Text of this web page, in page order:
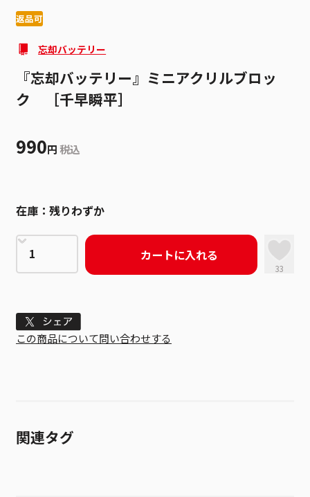
返品可
忘却バッテリー
『忘却バッテリー』ミニアクリルブロッ
ク ［千早瞬平］
990円 税込
在庫： 残りわずか
カートに入れる
33
Tweet
この商品について問い合わせする
関連タグ